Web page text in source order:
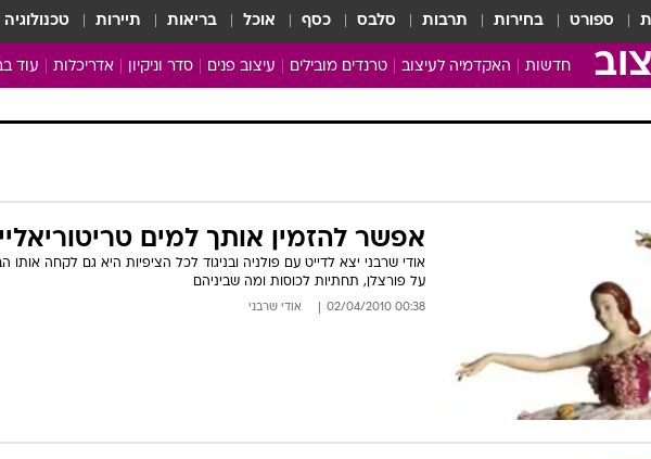
ספורט בחירות תרבות סלבס כסף אוכל בריאות תיירות טכנולוגיה
חדשות האקדמיה לעיצוב טרנדים מובילים עיצוב פנים סדר וניקיון
טיפים של ניקיון
מדריך הניקיון
Baby Care
אדריכלות עוד
כל
כתבו
ארכיון
אפשר להזמין אותך למים
אודי שרבני יצא לדייט עם פולניה ובניגוד לכל הציפיות היא גם לקחה אותו
על פורצלן, תחתיות לכוסות ומה שביניהם
00:38 02/04/2010 אודי שרבני